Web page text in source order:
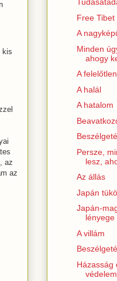
kis
az
az
Free Tibet
A
Minden
ahogy
A
A halál
A hatalom
Persze,
lesz,
Az állás
Japán
Japán-
lényege
A villám
Házasság
védelem